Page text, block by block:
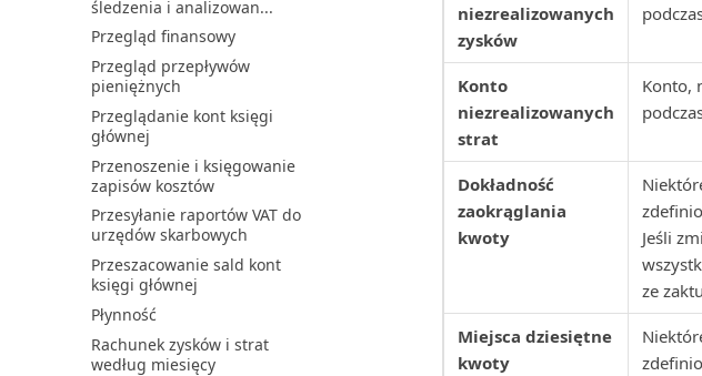
śledzenia i analizowan...
Przegląd finansowy
Przegląd przepływów
pieniężnych
Przeglądanie kont księgi
głównej
Przenoszenie i księgowanie
zapisów kosztów
Przesyłanie raportów VAT do
urzędów skarbowych
Przeszacowanie sald kont
księgi głównej
Płynność
Rachunek zysków i strat
według miesięcy
niezrealizowanych
zysków
Konto
niezrealizowanych
strat
Konto,
Dokładność
zaokrąglania
kwoty
Jeśli
ze
Miejsca dziesiętne
kwoty